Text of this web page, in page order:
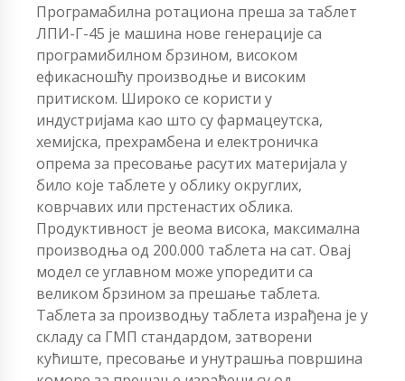
Програмабилна ротациона преша за таблет
ЛПИ-Г-45 је машина нове генерације са
програмибилном брзином, високом
ефикасношћу производње и високим
притиском. Широко се користи у
индустријама као што су фармацеутска,
хемијска, прехрамбена и електроничка
опрема за пресовање расутих материјала у
било које таблете у облику округлих,
коврчавих или прстенастих облика.
Продуктивност је веома висока, максимална
производња од 200.000 таблета на сат. Овај
модел се углавном може упоредити са
великом брзином за прешање таблета.
Таблета за производњу таблета израђена је у
складу са ГМП стандардом, затворени
кућиште, пресовање и унутрашња површина